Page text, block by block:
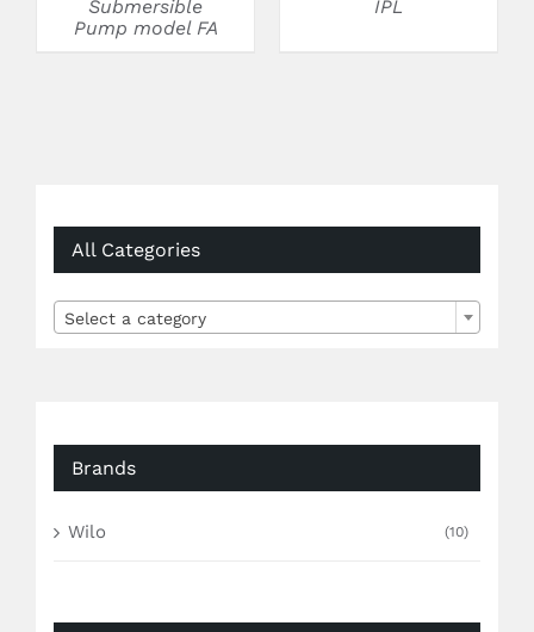
Submersible
Pump model FA
IPL
All Categories
Select a category
Brands
Wilo (10)